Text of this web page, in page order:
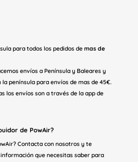
para todos los pedidos de mas de
envíos a Península y Baleares y
península para envíos de mas de 45€.
los envíos son a través de la app de
de PowAir?
Contacta con nosotros y te
que necesitas saber para